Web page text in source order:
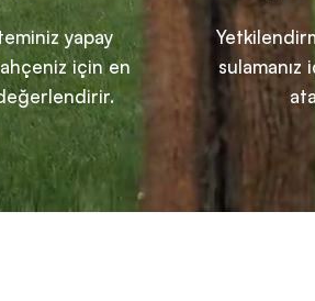
yapay
için en
sulamanız